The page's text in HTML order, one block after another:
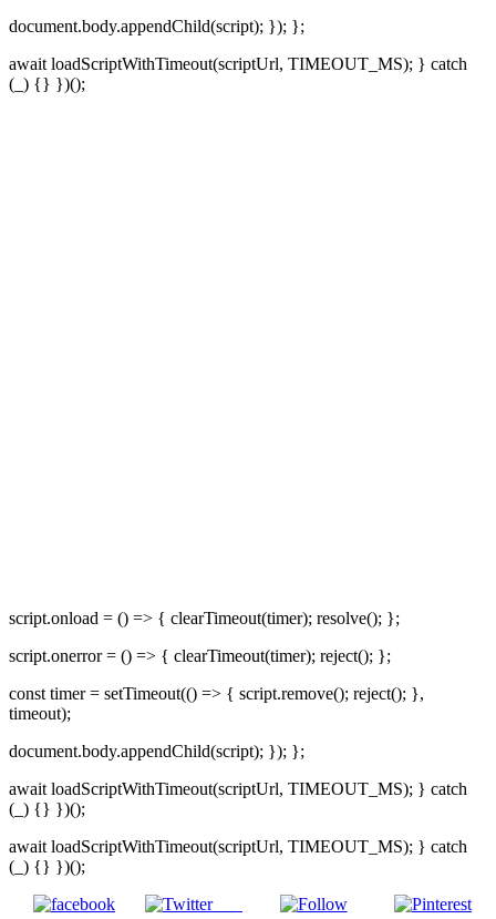
document.body.appendChild(script); }); };
await loadScriptWithTimeout(scriptUrl, TIMEOUT_MS); } catch
(_) {} })();
script.onload = () => { clearTimeout(timer); resolve(); };
script.onerror = () => { clearTimeout(timer); reject(); };
const timer = setTimeout(() => { script.remove(); reject(); },
timeout);
document.body.appendChild(script); }); };
await loadScriptWithTimeout(scriptUrl, TIMEOUT_MS); } catch
(_) {} })();
await loadScriptWithTimeout(scriptUrl, TIMEOUT_MS); } catch
(_) {} })();
Post